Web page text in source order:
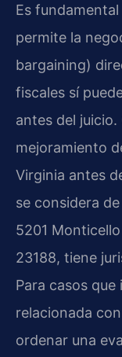
Es
permite la
bargaining)
fiscales sí
antes del
mejoramiento
Virginia antes
se considera
5201
23188, tiene
Para casos
relacionada
ordenar una